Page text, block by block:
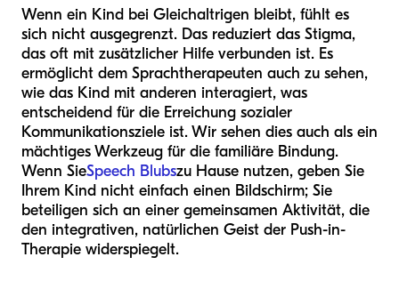
Wenn ein Kind bei Gleichaltrigen bleibt, fühlt es
sich nicht ausgegrenzt. Das reduziert das Stigma,
das oft mit zusätzlicher Hilfe verbunden ist. Es
ermöglicht dem Sprachtherapeuten auch zu sehen,
wie das Kind mit anderen interagiert, was
entscheidend für die Erreichung sozialer
Kommunikationsziele ist. Wir sehen dies auch als ein
mächtiges Werkzeug für die familiäre Bindung.
Wenn SieSpeech Blubszu Hause nutzen, geben Sie
Ihrem Kind nicht einfach einen Bildschirm; Sie
beteiligen sich an einer gemeinsamen Aktivität, die
den integrativen, natürlichen Geist der Push-in-
Therapie widerspiegelt.